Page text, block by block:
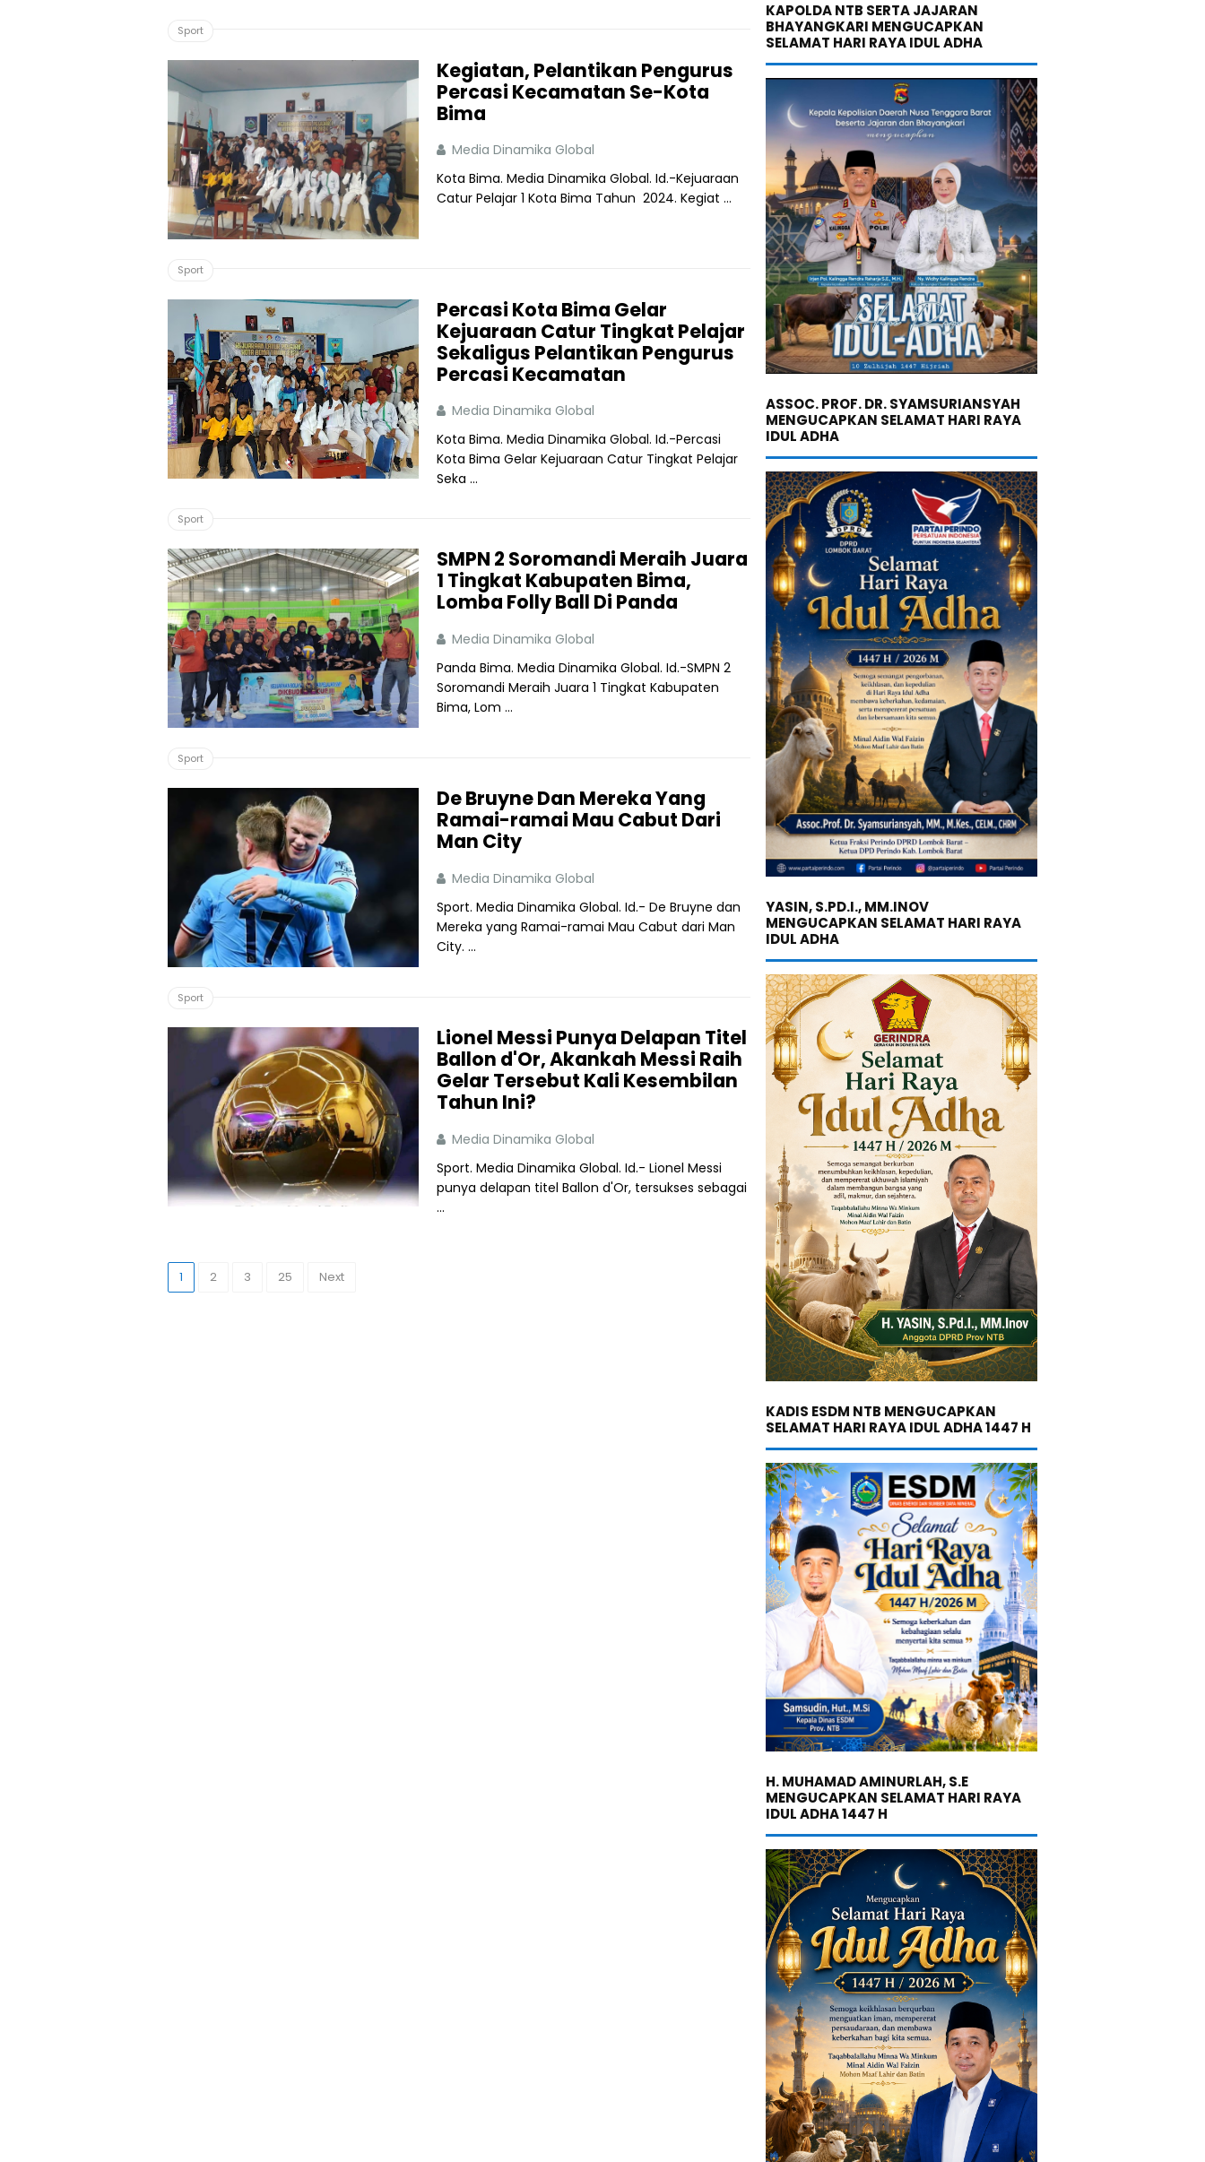
Sport
Kegiatan, Pelantikan Pengurus
Percasi Kecamatan Se-Kota
Bima
Media Dinamika Global
Kota Bima. Media Dinamika Global. Id.-Kejuaraan
Catur Pelajar 1 Kota Bima Tahun 2024. Kegiat ...
Sport
Percasi Kota Bima Gelar
Kejuaraan Catur Tingkat Pelajar
Sekaligus Pelantikan Pengurus
Percasi Kecamatan
Media Dinamika Global
Kota Bima. Media Dinamika Global. Id.-Percasi
Kota Bima Gelar Kejuaraan Catur Tingkat Pelajar
Seka ...
Sport
SMPN 2 Soromandi Meraih Juara
1 Tingkat Kabupaten Bima,
Lomba Folly Ball Di Panda
Media Dinamika Global
Panda Bima. Media Dinamika Global. Id.-SMPN 2
Soromandi Meraih Juara 1 Tingkat Kabupaten
Bima, Lom ...
Sport
De Bruyne Dan Mereka Yang
Ramai-ramai Mau Cabut Dari
Man City
Media Dinamika Global
Sport. Media Dinamika Global. Id.- De Bruyne dan
Mereka yang Ramai-ramai Mau Cabut dari Man
City. ...
Sport
Lionel Messi Punya Delapan Titel
Ballon d'Or, Akankah Messi Raih
Gelar Tersebut Kali Kesembilan
Tahun Ini?
Media Dinamika Global
Sport. Media Dinamika Global. Id.- Lionel Messi
punya delapan titel Ballon d'Or, tersukses sebagai
...
1 2 3 25 Next
KAPOLDA NTB SERTA JAJARAN
BHAYANGKARI MENGUCAPKAN
SELAMAT HARI RAYA IDUL ADHA
ASSOC. PROF. DR. SYAMSURIANSYAH
MENGUCAPKAN SELAMAT HARI RAYA
IDUL ADHA
YASIN, S.PD.I., MM.INOV
MENGUCAPKAN SELAMAT HARI RAYA
IDUL ADHA
KADIS ESDM NTB MENGUCAPKAN
SELAMAT HARI RAYA IDUL ADHA 1447 H
H. MUHAMAD AMINURLAH, S.E
MENGUCAPKAN SELAMAT HARI RAYA
IDUL ADHA 1447 H